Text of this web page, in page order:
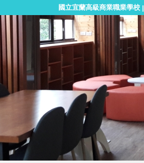
國立宜蘭高級商業職業學校 |